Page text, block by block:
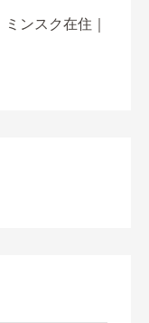
ンスク在住｜